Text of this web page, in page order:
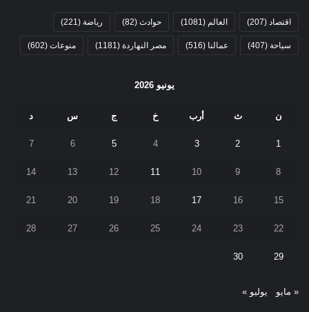
اقتصاد (207) العالم (1081) حوادث (82) رياضة (221)
سياحة (407) عمالنا (516) مصر النهاردة (1181) منوعات (602)
يونيو 2026
ن ث أرب خ ج س د
1
2
3
4
5
6
7
8
9
10
11
12
13
14
15
16
17
18
19
20
21
22
23
24
25
26
27
28
29
30
« مايو يوليو »